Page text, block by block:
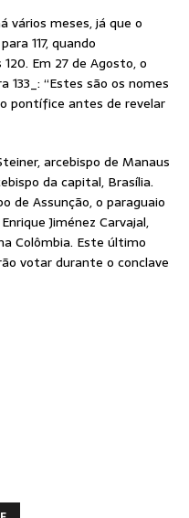
vários meses, já que o
117, quando
Em 27 de Agosto, o
133_: “Estes são os nomes
pontífice antes de revelar
arcebispo de Manaus
da capital, Brasília.
de Assunção, o paraguaio
Jiménez Carvajal,
Colômbia. Este último
votar durante o conclave